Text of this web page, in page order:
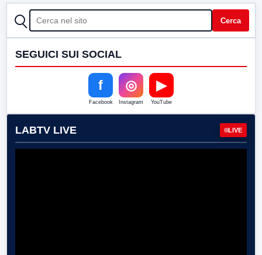
CERCA Cerca
SEGUICI SUI SOCIAL
f
Facebook
◎
Instagram
▶
YouTube
LABTV LIVE LIVE